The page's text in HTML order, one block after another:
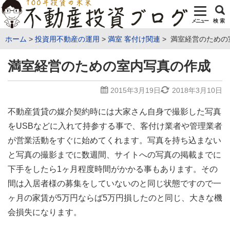
メニュー 検 索
ホーム 投資用不動産の運用 満室 客付け関連 満室経営のため
満室経営のための室内写真の作成
2015年3月19日 2018年3月10日
不動産賃貸の媒介契約時には大家さん自身で撮影した写真
をUSBなどに入れて持参する事で、客付け業者や管理業者
が営業活動をすぐに始めてくれます。写真を持ち込まない
と写真の撮影までに数週間、サイトへの写真の掲載までに
下手をしたら1ヶ月程度時間がかかる事もあります。その
間は入居者様の募集をしていないのと同じ状態ですので一
ヶ月の家賃が5万円ならば5万円損したのと同じ、大きな機
会損失になります。